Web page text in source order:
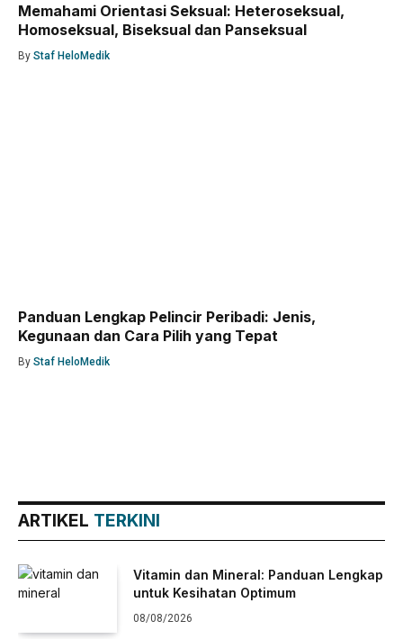
Memahami Orientasi Seksual: Heteroseksual,
Homoseksual, Biseksual dan Panseksual
By Staf HeloMedik
Panduan Lengkap Pelincir Peribadi: Jenis,
Kegunaan dan Cara Pilih yang Tepat
By Staf HeloMedik
ARTIKEL TERKINI
Vitamin dan Mineral: Panduan Lengkap
untuk Kesihatan Optimum
08/08/2026